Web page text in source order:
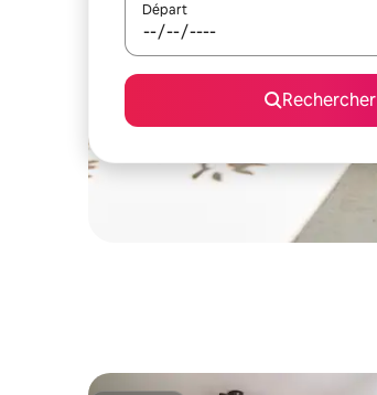
Départ
Rechercher